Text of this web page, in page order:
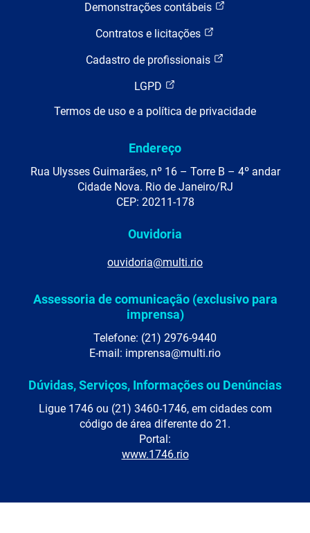
Demonstrações contábeis
Contratos e licitações
Cadastro de profissionais
LGPD
Termos de uso e a política de privacidade
Endereço
Rua Ulysses Guimarães, nº 16 – Torre B – 4º andar
Cidade Nova. Rio de Janeiro/RJ
CEP: 20211-178
Ouvidoria
ouvidoria@multi.rio
Assessoria de comunicação (exclusivo para
imprensa)
Telefone: (21) 2976-9440
E-mail: imprensa@multi.rio
Dúvidas, Serviços, Informações ou Denúncias
Ligue 1746 ou (21) 3460-1746, em cidades com
código de área diferente do 21.
Portal:
www.1746.rio